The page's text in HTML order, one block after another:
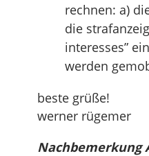
rechnen: a)
die
interesses”
werden
beste grüße!
werner rügemer
Nachbemerkung